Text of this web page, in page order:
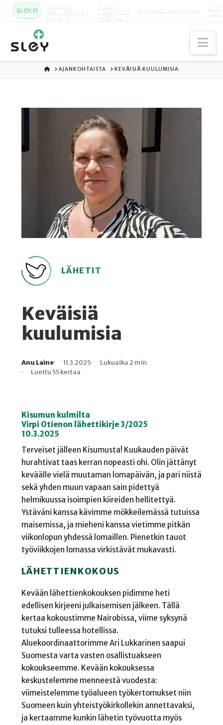
SLEY.FI KARKUN
EVANKELINEN
OPISTO
MAATA
NÄKYVISSÄ
-FESTARIT
EVANKELIUMIJUHLA
ETUSIVU
AJANKOHTAISTA KEVÄISIÄ KUULUMISIA
LÄHETIT
Keväisiä
kuulumisia
Kirjoittaja
Anu Laine
Julkaistu
11.3.2025
Lukuaika
Lukuaika 2 min
Lukukertoja
Luettu 55 kertaa
Kisumun kulmilta
Virpi Otienon lähettikirje 3/2025
10.3.2025
Terveiset jälleen Kisumusta! Kuukauden päivät
hurahtivat taas kerran nopeasti ohi. Olin jättänyt
keväälle vielä muutaman lomapäivän, ja pari niistä
sekä yhden muun vapaan sain pidettyä
helmikuussa isoimpien kiireiden hellitettyä.
Ystäväni kanssa kävimme mökkeilemässä tutuissa
maisemissa, ja mieheni kanssa vietimme pitkän
viikonlopun yhdessä lomaillen. Pienetkin tauot
työviikkojen lomassa virkistävät mukavasti.
LÄHETTIENKOKOUS
Kevään lähettienkokouksen pidimme heti
edellisen kirjeeni julkaisemisen jälkeen. Tällä
kertaa kokoustimme Nairobissa, viime syksynä
tutuksi tulleessa hotellissa.
Aluekoordinaattorimme Ari Lukkarinen saapui
Suomesta varta vasten osallistuakseen
kokoukseemme. Kevään kokouksessa
keskustelemme menneestä vuodesta:
viimeistelemme työalueen työkertomukset niin
Suomeen kuin yhteistyökirkollekin annettavaksi,
ja kertaamme kunkin lähetin työvuotta myös